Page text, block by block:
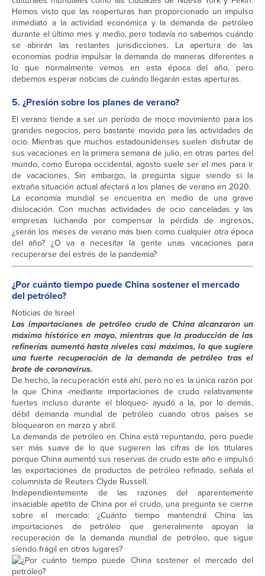
Hemos visto que las reaperturas han proporcionado un impulso
inmediato a la actividad económica y la demanda de petróleo
durante el último mes y medio, pero todavía no sabemos cuándo
se abrirán las restantes jurisdicciones. La apertura de las
economías podría impulsar la demanda de maneras diferentes a
lo que normalmente vemos en esta época del año, pero
debemos esperar noticias de cuándo llegarán estas aperturas.
5. ¿Presión sobre los planes de verano?
El verano tiende a ser un período de moco movimiento para los
grandes negocios, pero bastante movido para las actividades de
ocio. Mientras que muchos estadounidenses suelen disfrutar de
sus vacaciones en la primera semana de julio, en otras partes del
mundo, como Europa occidental, agosto suele ser el mes para ir
de vacaciones. Sin embargo, la pregunta sigue siendo si la
extraña situación actual afectará a los planes de verano en 2020.
La economía mundial se encuentra en medio de una grave
dislocación. Con muchas actividades de ocio canceladas y las
empresas luchando por compensar la pérdida de ingresos,
¿serán los meses de verano más bien como cualquier otra época
del año? ¿O va a necesitar la gente unas vacaciones para
recuperarse del estrés de la pandemia?
¿Por cuánto tiempo puede China sostener el mercado
del petróleo?
Noticias de Israel
Las importaciones de petróleo crudo de China alcanzaron un
máximo histórico en mayo, mientras que la producción de las
refinerías aumentó hasta niveles casi máximos, lo que sugiere
una fuerte recuperación de la demanda de petróleo tras el
brote de coronavirus.
De hecho, la recuperación está ahí, pero no es la única razón por
la que China -mediante importaciones de crudo relativamente
fuertes incluso durante el bloqueo- ayudó a la, por lo demás,
débil demanda mundial de petróleo cuando otros países se
bloquearon en marzo y abril.
La demanda de petróleo en China está repuntando, pero puede
ser más suave de lo que sugieren las cifras de los titulares
porque China aumentó sus reservas de crudo este año e impulsó
las exportaciones de productos de petróleo refinado, señala el
columnista de Reuters Clyde Russell.
Independientemente de las razones del aparentemente
insaciable apetito de China por el crudo, una pregunta se cierne
sobre el mercado: ¿Cuánto tiempo mantendrá China las
importaciones de petróleo que generalmente apoyan la
recuperación de la demanda mundial de petróleo, que sigue
siendo frágil en otros lugares?